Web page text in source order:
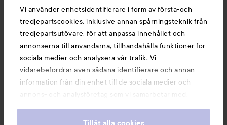
Vi använder enhetsidentifierare i form av första-och
tredjepartscookies, inklusive annan spårningsteknik från
tredjepartsutövare, för att anpassa innehållet och
annonserna till användarna, tillhandahålla funktioner för
sociala medier och analysera vår trafik. Vi
vidarebefordrar även sådana identifierare och annan
information från din enhet till de sociala medier och
annons- och analysföretag som vi samarbetar med.
information som du har tillhandahållit eller som de har
Du kanske också gillar